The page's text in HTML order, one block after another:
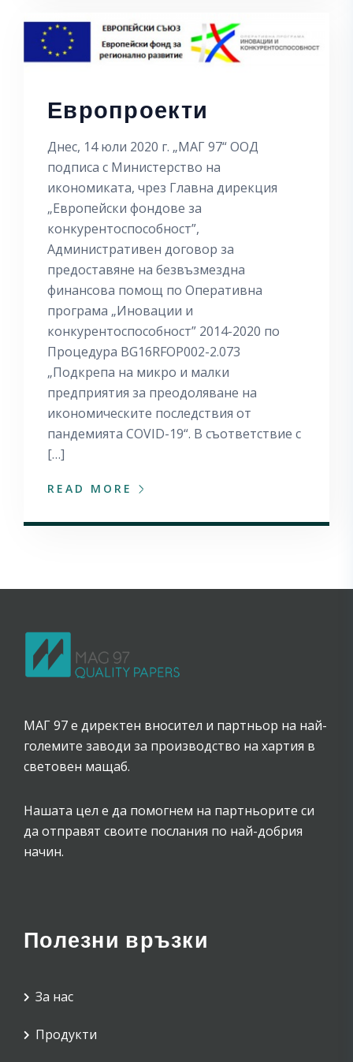
Европроекти
Днес, 14 юли 2020 г. „МАГ 97“ ООД
подписа с Министерство на
икономиката, чрез Главна дирекция
„Европейски фондове за
конкурентоспособност”,
Административен договор за
предоставяне на безвъзмездна
финансова помощ по Оперативна
програма „Иновации и
конкурентоспособност” 2014-2020 по
Процедура BG16RFOP002-2.073
„Подкрепа на микро и малки
предприятия за преодоляване на
икономическите последствия от
пандемията COVID-19“. В съответствие с
[…]
READ MORE
МАГ 97 е директен вносител и партньор на най-
големите заводи за производство на хартия в
световен мащаб.
Нашата цел е да помогнем на партньорите си
да отправят своите послания по най-добрия
начин.
Полезни връзки
За нас
Продукти